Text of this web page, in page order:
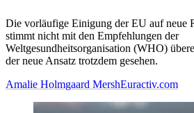
Die vorläufige Einigung der EU auf neue
stimmt nicht mit den Empfehlungen der
Weltgesundheitsorganisation (WHO)
der neue Ansatz trotzdem gesehen.
Amalie Holmgaard MershEuractiv.com